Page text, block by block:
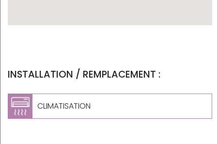
INSTALLATION / REMPLACEMENT :
CLIMATISATION